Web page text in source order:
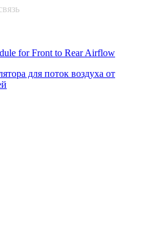
for Front to Rear Airflow
для поток воздуха от